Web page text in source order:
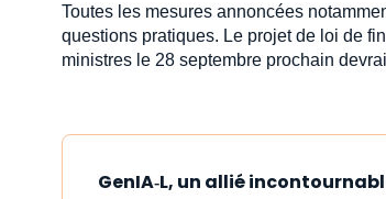
Toutes les mesures annoncées
questions pratiques. Le projet de loi de
ministres le 28 septembre prochain
GenIA‑L, un allié